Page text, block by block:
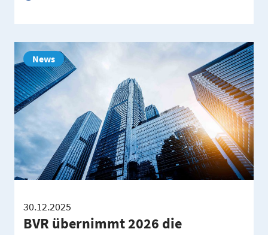
News
30.12.2025
BVR übernimmt 2026 die